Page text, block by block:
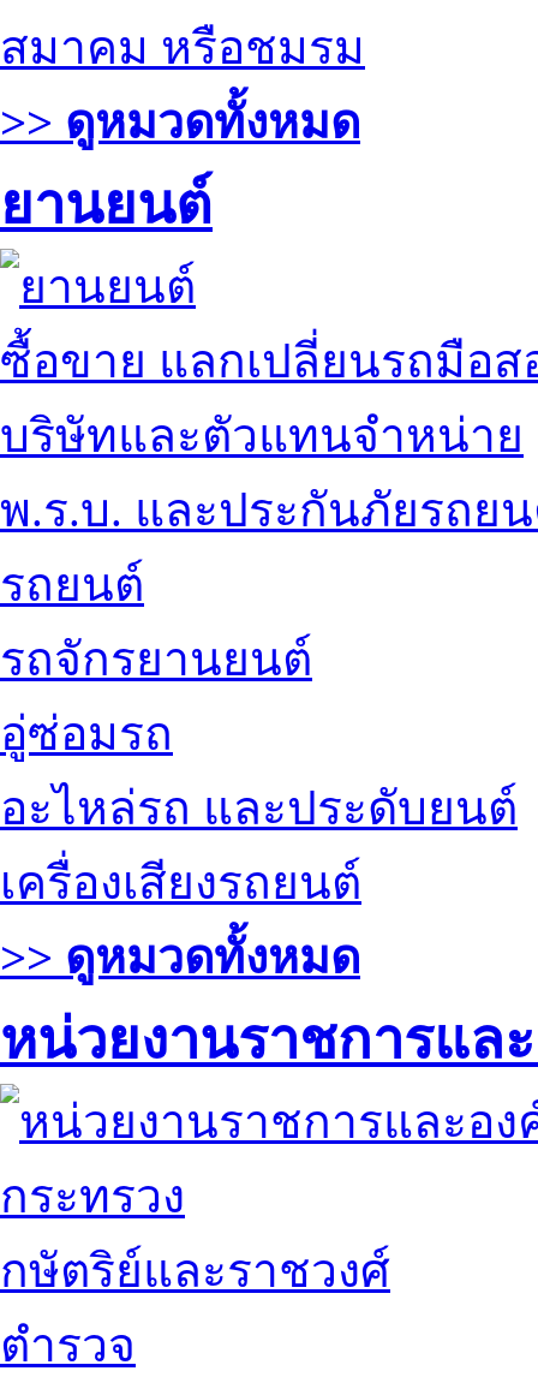
สมาคม หรือชมรม
>> ดูหมวดทั้งหมด
ยานยนต์
ซื้อขาย แลกเปลี่ยนรถมือส
บริษัทและตัวแทนจำหน่าย
พ.ร.บ. และประกันภัยรถย
รถยนต์
รถจักรยานยนต์
อู่ซ่อมรถ
อะไหล่รถ และประดับยนต์
เครื่องเสียงรถยนต์
>> ดูหมวดทั้งหมด
หน่วยงานราชการแล
กระทรวง
กษัตริย์และราชวงศ์
ตำรวจ